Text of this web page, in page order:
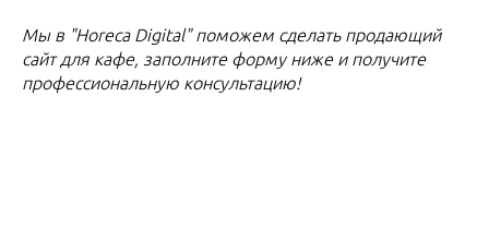
Мы в "Horeca Digital" поможем сделать продающий
сайт для кафе, заполните форму ниже и получите
профессиональную консультацию!